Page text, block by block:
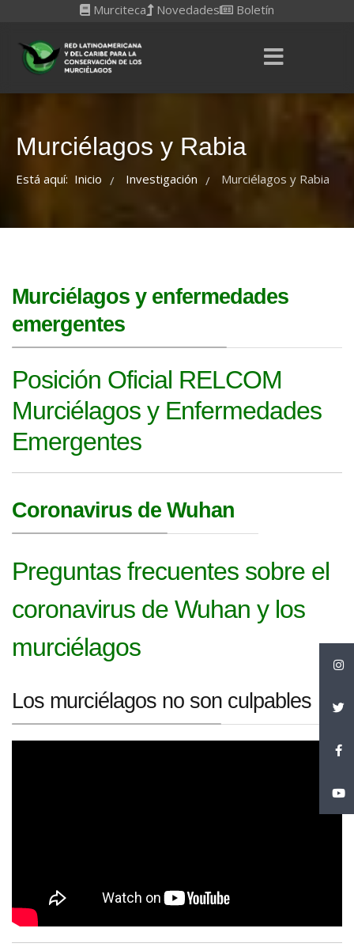
Murciteca Novedades Boletín
Murciélagos y Rabia
Está aquí: Inicio / Investigación / Murciélagos y Rabia
Murciélagos y enfermedades
emergentes
Posición Oficial RELCOM
Murciélagos y Enfermedades
Emergentes
Coronavirus de Wuhan
Preguntas frecuentes sobre el
coronavirus de Wuhan y los
murciélagos
Los murciélagos no son culpables